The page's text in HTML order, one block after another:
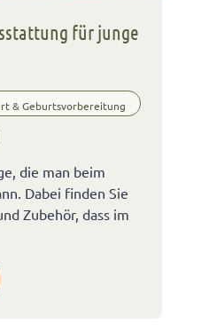
für junge
& Geburtsvorbereitung
die man beim
Dabei finden Sie
Zubehör, dass im